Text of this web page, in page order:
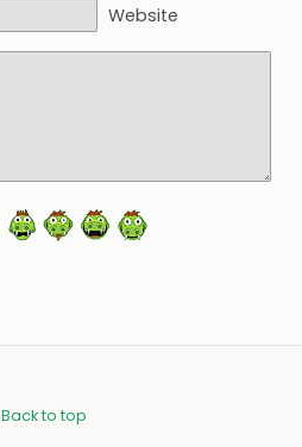
Website
Back to top